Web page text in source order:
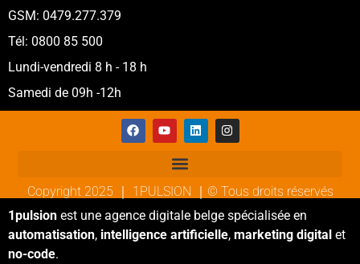
GSM: 0479.277.379
Tél: 0800 85 500
Lundi-vendredi 8 h - 18 h
Samedi de 09h -12h
Copyright 2025 ｜ 1PULSION ｜© Tous droits réservés
1pulsion est une agence digitale belge spécialisée en
automatisation, intelligence artificielle, marketing digital et
no-code.